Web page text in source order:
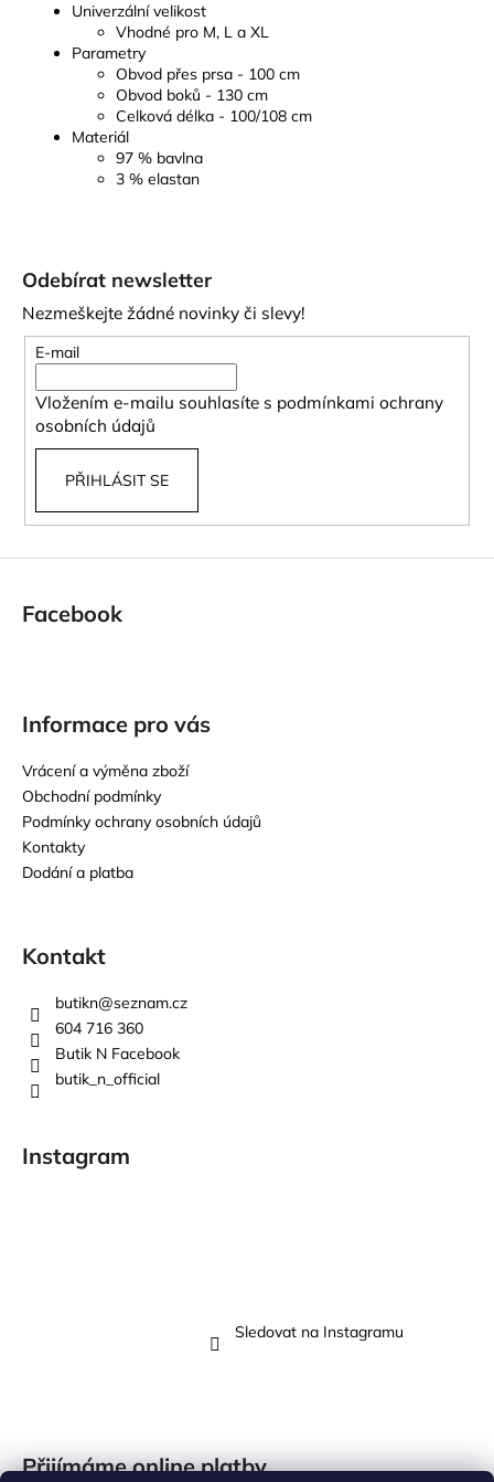
Univerzální velikost
Vhodné pro M, L a XL
Parametry
Obvod přes prsa - 100 cm
Obvod boků - 130 cm
Celková délka - 100/108 cm
Materiál
97 % bavlna
3 % elastan
Odebírat newsletter
Nezmeškejte žádné novinky či slevy!
E-mail
Vložením e-mailu souhlasíte s podmínkami ochrany
osobních údajů
PŘIHLÁSIT SE
Facebook
Informace pro vás
Vrácení a výměna zboží
Obchodní podmínky
Podmínky ochrany osobních údajů
Kontakty
Dodání a platba
Kontakt
butikn@seznam.cz
604 716 360
Butik N Facebook
butik_n_official
Instagram
Sledovat na Instagramu
Přijímáme online platby